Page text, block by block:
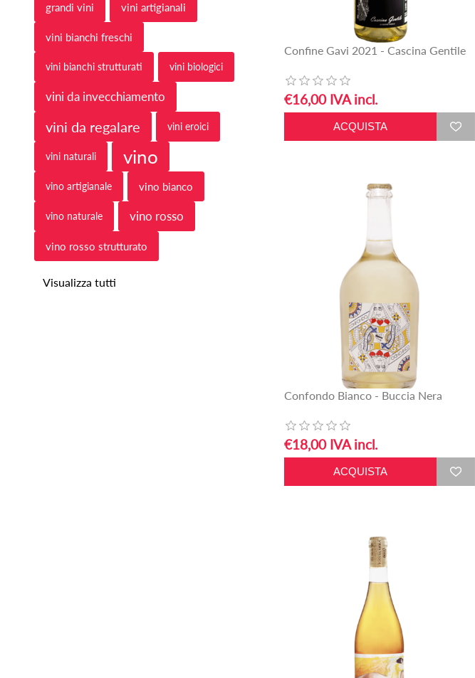
grandi vini vini artigianali
vini bianchi freschi
vini bianchi strutturati vini biologici
vini da invecchiamento
vini da regalare vini eroici
vini naturali vino
vino artigianale vino bianco
vino naturale vino rosso
vino rosso strutturato
Visualizza tutti
Confine Gavi 2021 - Cascina Gentile
€16,00 IVA incl.
Confondo Bianco - Buccia Nera
€18,00 IVA incl.